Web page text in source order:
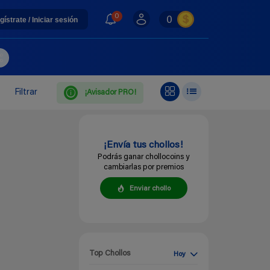
/ Iniciar sesión 0 0
Filtrar ¡Avisador PRO!
¡Envía tus chollos!
Podrás ganar chollocoins y
cambiarlas por premios
Enviar chollo
Top Chollos Hoy